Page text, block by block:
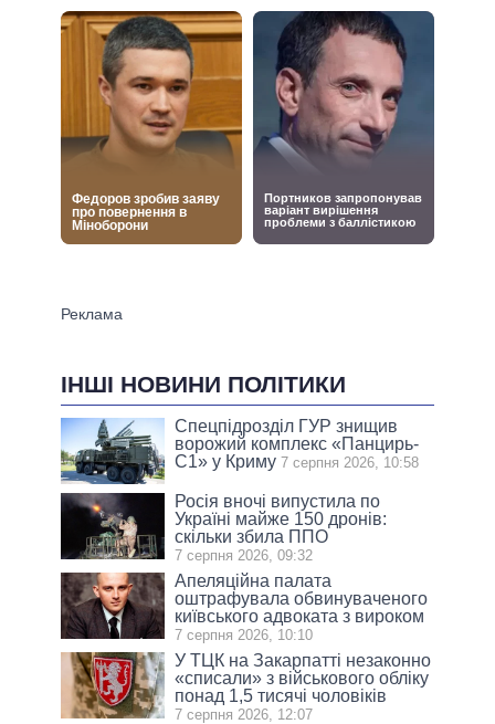
ІНШІ НОВИНИ ПОЛІТИКИ
Спецпідрозділ ГУР знищив
ворожий комплекс «Панцирь-
С1» у Криму 7 серпня 2026, 10:58
Росія вночі випустила по
Україні майже 150 дронів:
скільки збила ППО
7 серпня 2026, 09:32
Апеляційна палата
оштрафувала обвинуваченого
київського адвоката з вироком
7 серпня 2026, 10:10
У ТЦК на Закарпатті незаконно
«списали» з військового обліку
понад 1,5 тисячі чоловіків
7 серпня 2026, 12:07